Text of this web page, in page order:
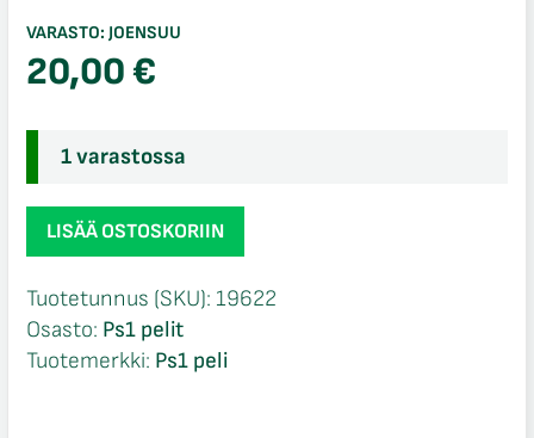
VARASTO: JOENSUU
20,00€
1 varastossa
Madden
98
Ps1
määrä
LISÄÄ OSTOSKORIIN
Tuotetunnus (SKU): 19622
Osasto: Ps1 pelit
Tuotemerkki: Ps1 peli